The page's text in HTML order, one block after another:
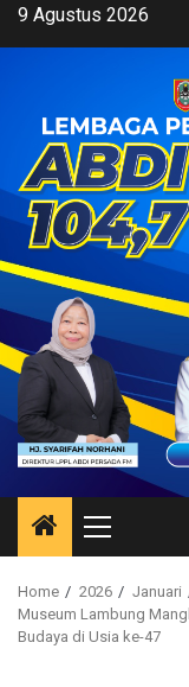
Skip9 Agustus 2026
Primary
Menu
Home 2026 Januari
Museum Lambung
Budaya di Usia ke-47